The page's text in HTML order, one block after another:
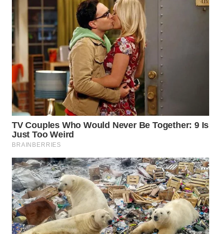
WN
MANDALIKA
WN
LIKUPANG
WN
LABUANBAJO
WN
BORNEO
Wahana
Media
Group
WAHANA
NEWS